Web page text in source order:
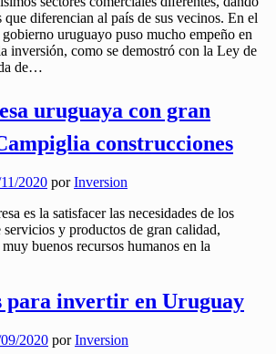
diferencian al país de sus vecinos. En el
uruguayo puso mucho empeño en
inversión, como se demostró con la Ley de
de…
uruguaya con gran
construcciones
2020 porInversion
es la satisfacer las necesidades de los
y productos de gran calidad,
buenos recursos humanos en la
invertir en Uruguay
2020 porInversion